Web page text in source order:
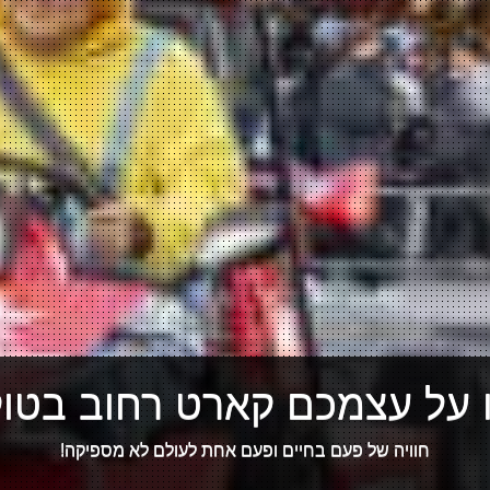
על עצמכם קארט רחוב
חוויה של פעם בחיים ופעם אחת לעולם לא מספיקה!